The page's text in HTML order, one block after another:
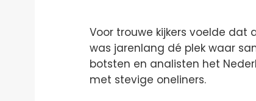
Voor trouwe kijkers voelde dat
was jarenlang dé plek waar
botsten en analisten het
met stevige oneliners.